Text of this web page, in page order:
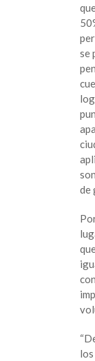
se
de